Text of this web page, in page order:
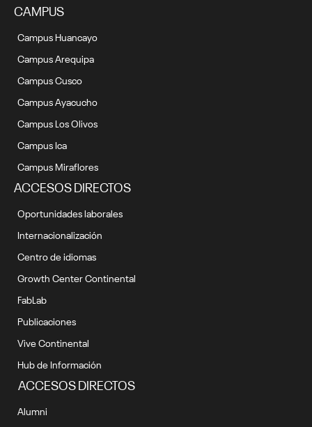
CAMPUS
Campus Huancayo
Campus Arequipa
Campus Cusco
Campus Ayacucho
Campus Los Olivos
Campus Ica
Campus Miraflores
ACCESOS DIRECTOS
Oportunidades laborales
Internacionalización
Centro de idiomas
Growth Center Continental
FabLab
Publicaciones
Vive Continental
Hub de Información
ACCESOS DIRECTOS
Alumni